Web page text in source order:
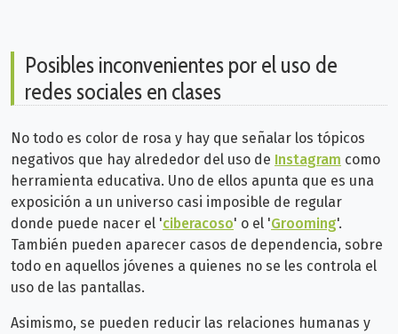
Posibles inconvenientes por el uso de
redes sociales en clases
No todo es color de rosa y hay que señalar los tópicos
negativos que hay alrededor del uso de Instagram como
herramienta educativa. Uno de ellos apunta que es una
exposición a un universo casi imposible de regular
donde puede nacer el 'ciberacoso' o el 'Grooming'.
También pueden aparecer casos de dependencia, sobre
todo en aquellos jóvenes a quienes no se les controla el
uso de las pantallas.
Asimismo, se pueden reducir las relaciones humanas y